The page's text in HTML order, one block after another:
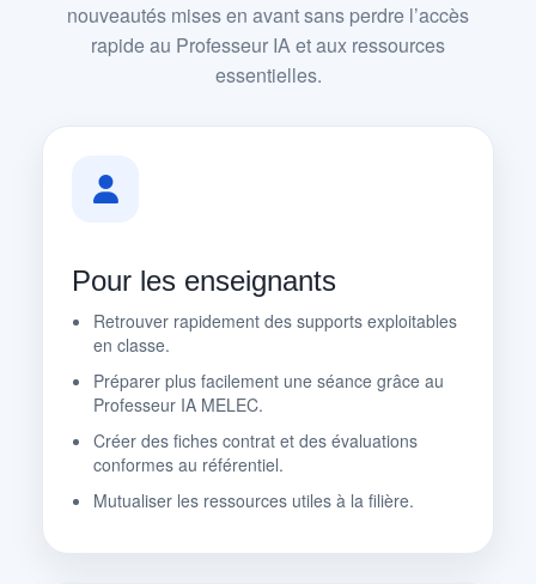
nouveautés mises en avant sans perdre l’accès
rapide au Professeur IA et aux ressources
essentielles.
Pour les enseignants
Retrouver rapidement des supports exploitables
en classe.
Préparer plus facilement une séance grâce au
Professeur IA MELEC.
Créer des fiches contrat et des évaluations
conformes au référentiel.
Mutualiser les ressources utiles à la filière.